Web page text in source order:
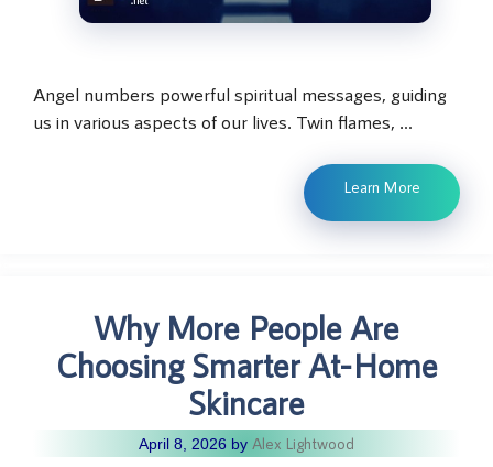
Angel numbers powerful spiritual messages, guiding
us in various aspects of our lives. Twin flames, …
Learn More
Why More People Are
Choosing Smarter At-Home
Skincare
April 8, 2026 by Alex Lightwood